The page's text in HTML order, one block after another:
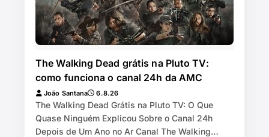
The Walking Dead grátis na Pluto TV:
como funciona o canal 24h da AMC
João Santana 6.8.26
The Walking Dead Grátis na Pluto TV: O Que
Quase Ninguém Explicou Sobre o Canal 24h
Depois de Um Ano no Ar Canal The Walking